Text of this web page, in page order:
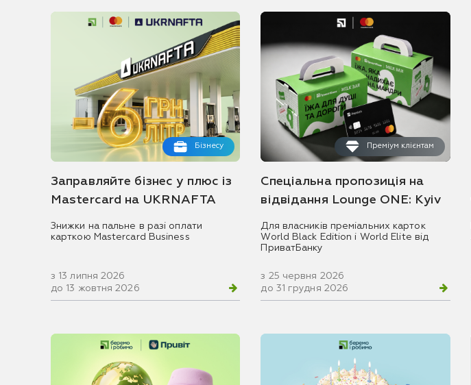
Бізнесу
Заправляйте бізнес у плюс із
Mastercard на UKRNAFTA
Знижки на пальне в разі оплати
карткою Mastercard Business
з 13 липня 2026
до 13 жовтня 2026
Преміум клієнтам
Спеціальна пропозиція на
відвідання Lounge ONE: Kyiv
Для власників преміальних карток
World Black Edition і World Elite від
ПриватБанку
з 25 червня 2026
до 31 грудня 2026